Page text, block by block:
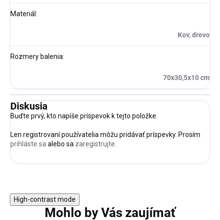
Materiál :
Kov, drevo
Rozmery balenia:
70x30,5x10 cm
Diskusia
Buďte prvý, kto napíše príspevok k tejto položke.
Len registrovaní používatelia môžu pridávať príspevky. Prosím
prihláste sa alebo sa zaregistrujte
High-contrast mode
Mohlo by Vás zaujímať